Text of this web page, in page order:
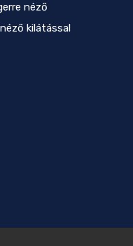
néző
kilátással